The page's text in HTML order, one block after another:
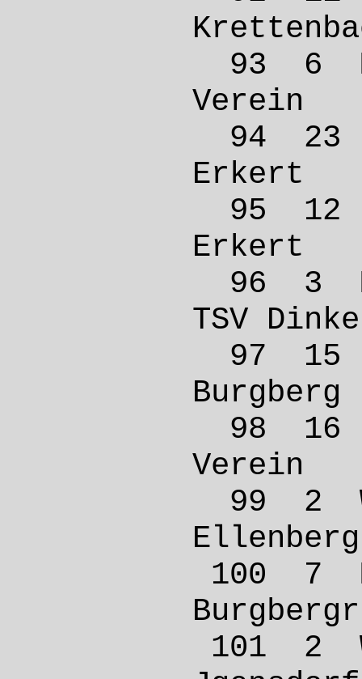
93 6
94
95
96 3
TSV
97
98
99 2
100
101